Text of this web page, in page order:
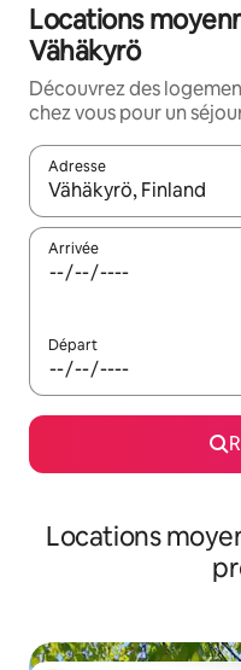
Locations
Vähäkyrö
Découvrez des
chez vous pour un
Adresse
Lorsque les résultats
Arrivée
Départ
Locations